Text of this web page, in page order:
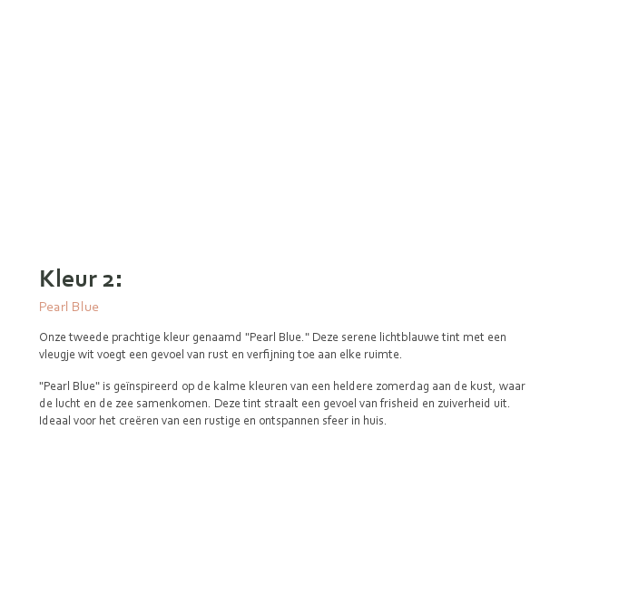
Kleur 2:
Pearl Blue
Onze tweede prachtige kleur genaamd "Pearl Blue." Deze serene lichtblauwe tint met een
vleugje wit voegt een gevoel van rust en verfijning toe aan elke ruimte.
"Pearl Blue" is geïnspireerd op de kalme kleuren van een heldere zomerdag aan de kust, waar
de lucht en de zee samenkomen. Deze tint straalt een gevoel van frisheid en zuiverheid uit.
Ideaal voor het creëren van een rustige en ontspannen sfeer in huis.